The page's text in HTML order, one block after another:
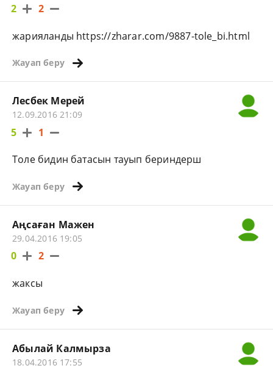
2 2
жарияланды https://zharar.com/9887-tole_bi.html
Жауап беру
Лесбек Мерей
12.09.2016 21:09
5 1
Толе бидин батасын тауып бериндерш
Жауап беру
Аңсаған Мажен
29.04.2016 19:05
0 2
жаксы
Жауап беру
Абылай Калмырза
18.04.2016 17:55